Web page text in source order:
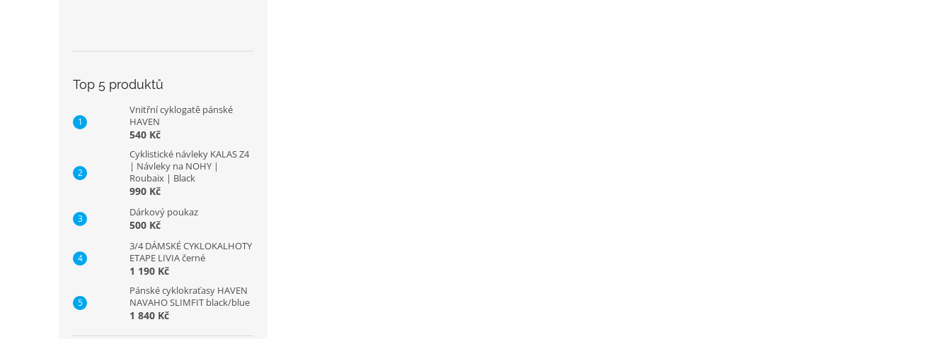
Top 5 produktů
Vnitřní cyklogatě pánské
HAVEN
540 Kč
Cyklistické návleky KALAS Z4
| Návleky na NOHY |
Roubaix | Black
990 Kč
Dárkový poukaz
500 Kč
3/4 DÁMSKÉ CYKLOKALHOTY
ETAPE LIVIA černé
1 190 Kč
Pánské cyklokraťasy HAVEN
NAVAHO SLIMFIT black/blue
1 840 Kč